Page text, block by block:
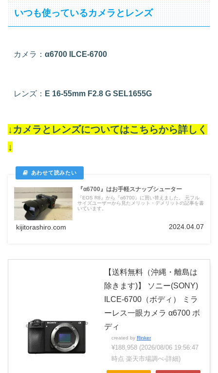
いつも使っているカメラとレンズ
カメラ： α6700 ILCE-6700
レンズ： E 16-55mm F2.8 G SEL1655G
↓カメラとレンズについてはこちらから詳しく
↓
『α6700』はお手軽スナップシューター
『EOS R8』から『α6700』に買い替えました。 元フル
サイズユーザーから見たメリット・デメリットの記事を書
いています。
kijitorashiro.com 2024.04.07
【送料無料（沖縄・離島は
除きます)】 ソニー(SONY)
ILCE-6700（ボディ） ミラ
ーレス一眼カメラ α6700 ボ
ディ
created by Rinker
¥188,958 (2026/08/06 19:56:47
時点 楽天市場調べ-詳細)